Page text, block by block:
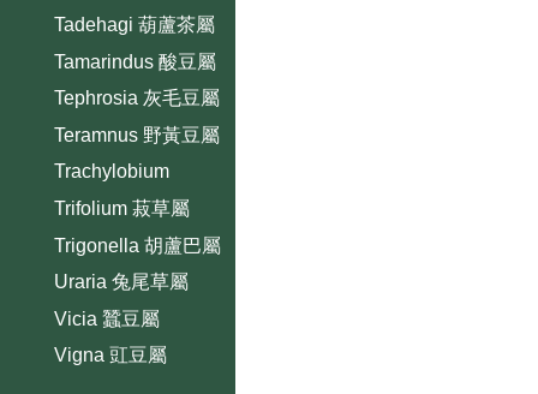
Tadehagi 葫蘆茶屬
Tamarindus 酸豆屬
Tephrosia 灰毛豆屬
Teramnus 野黃豆屬
Trachylobium
Trifolium 菽草屬
Trigonella 胡蘆巴屬
Uraria 兔尾草屬
Vicia 蠶豆屬
Vigna 豇豆屬